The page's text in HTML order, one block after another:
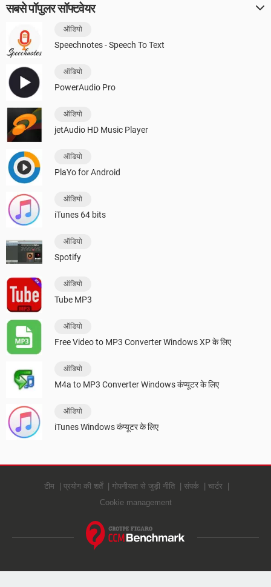
सबसे पॉपुलर सॉफ्टवेयर
ऑडियो
Speechnotes - Speech To Text
ऑडियो
PowerAudio Pro
ऑडियो
jetAudio HD Music Player
ऑडियो
PlaYo for Android
ऑडियो
iTunes 64 bits
ऑडियो
Spotify
ऑडियो
Tube MP3
ऑडियो
Free Video to MP3 Converter Windows XP के लिए
ऑडियो
M4a to MP3 Converter Windows कंप्यूटर के लिए
ऑडियो
iTunes Windows कंप्यूटर के लिए
टीम प्रयोग की शर्तें गोपनीयता से जुड़ी नीति संपर्क
चार्टर
Cookie management